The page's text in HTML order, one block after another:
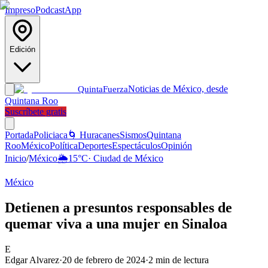
ImpresoPodcastApp
Edición
QuintaFuerzaNoticias de México, desde
Quintana Roo
Suscríbete gratis
PortadaPoliciaca 🌀 HuracanesSismosQuintana
RooMéxicoPolíticaDeportesEspectáculosOpinión
Inicio/México🌦️15°C· Ciudad de México
México
Detienen a presuntos responsables de
quemar viva a una mujer en Sinaloa
E
Edgar Alvarez·20 de febrero de 2024·2 min de lectura